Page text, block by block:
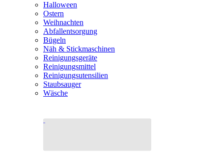
Halloween
Ostern
Weihnachten
Abfallentsorgung
Bügeln
Näh & Stickmaschinen
Reinigungsgeräte
Reinigungsmittel
Reinigungsutensilien
Staubsauger
Wäsche